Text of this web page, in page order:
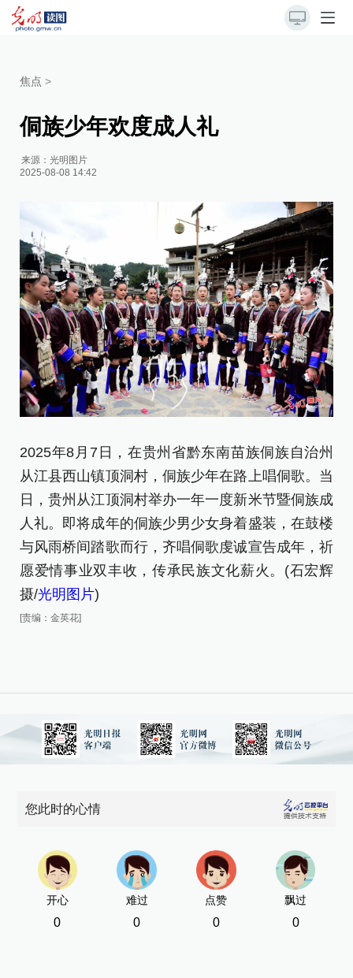
焦点 >
侗族少年欢度成人礼
来源：光明图片
2025-08-08 14:42
2025年8月7日，在贵州省黔东南苗族侗族自治州
从江县西山镇顶洞村，侗族少年在路上唱侗歌。当
日，贵州从江顶洞村举办一年一度新米节暨侗族成
人礼。即将成年的侗族少男少女身着盛装，在鼓楼
与风雨桥间踏歌而行，齐唱侗歌虔诚宣告成年，祈
愿爱情事业双丰收，传承民族文化薪火。(石宏辉
摄/光明图片)
[责编：金英花]
您此时的心情
开心
0
难过
0
点赞
0
飘过
0